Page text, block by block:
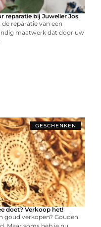
reparatie bij Juwelier Jos
reparatie van een
maatwerk dat door uw
GESCHENKEN
doet? Verkoop het!
goud verkopen? Gouden